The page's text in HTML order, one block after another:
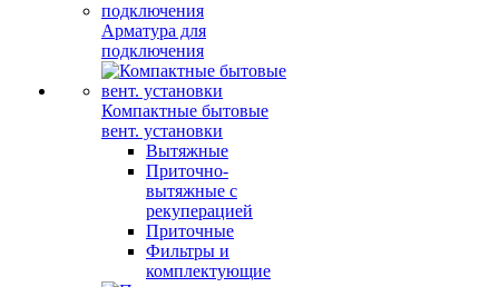
Арматура для
подключения
Компактные бытовые
вент. установки
Вытяжные
Приточно-
вытяжные с
рекуперацией
Приточные
Фильтры и
комплектующие